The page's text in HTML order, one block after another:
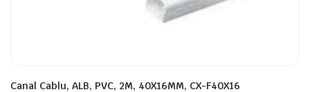
Canal Cablu, ALB, PVC, 2M, 40X16MM, CX-F40X16